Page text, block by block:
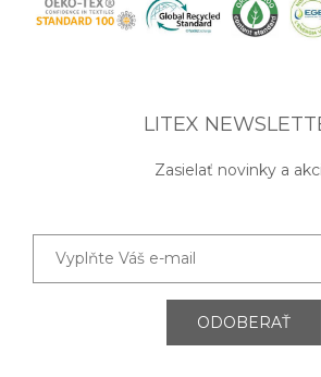
LITEX
Zasielať novinky a
ODOBERAŤ